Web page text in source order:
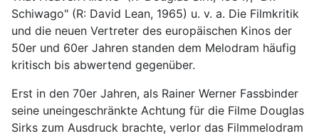
Schiwago" (R: David Lean, 1965) u. v. a. Die Filmkritik
und die neuen Vertreter des europäischen Kinos der
50er und 60er Jahren standen dem Melodram häufig
kritisch bis abwertend gegenüber.
Erst in den 70er Jahren, als Rainer Werner Fassbinder
seine uneingeschränkte Achtung für die Filme Douglas
Sirks zum Ausdruck brachte, verlor das Filmmelodram